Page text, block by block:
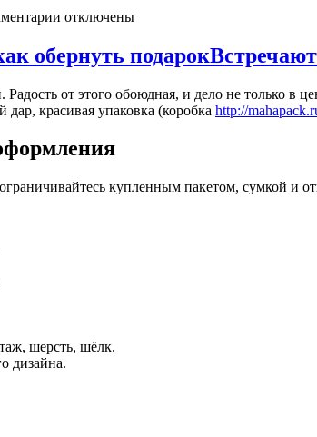
отключены
обернуть
от этого обоюдная, и дело не только в
красивая упаковка (коробка http://
купленным пакетом, сумкой и
шерсть, шёлк.
дизайна.